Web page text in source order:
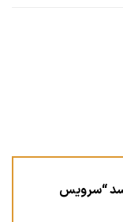
“سرویس